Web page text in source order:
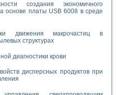
создания экономичного
основе платы USB 6008 в среде
движения макрочастиц в
структурах
диагностики крови
дисперсных продуктов при